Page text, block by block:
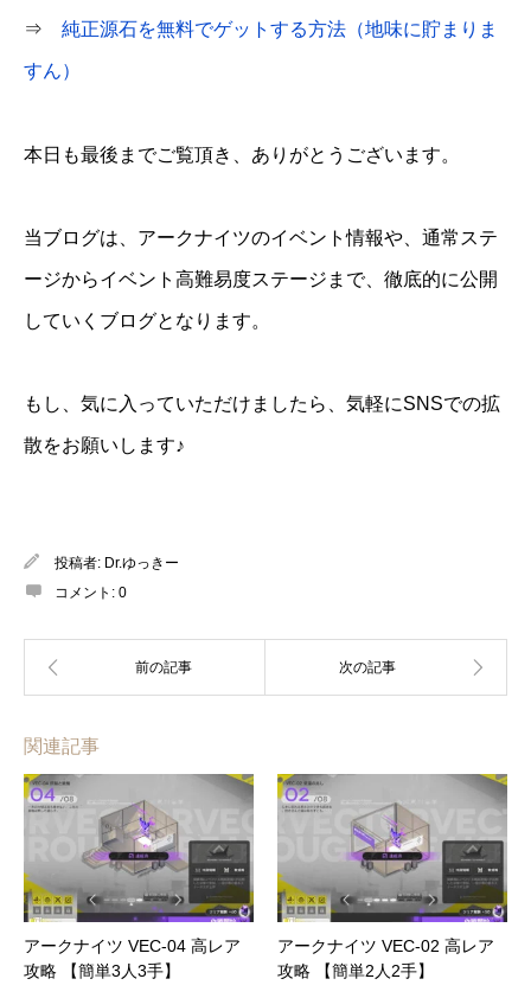
⇒ 純正源石を無料でゲットする方法（地味に貯まりま
すん）
本日も最後までご覧頂き、ありがとうございます。
当ブログは、アークナイツのイベント情報や、通常ステ
ージからイベント高難易度ステージまで、徹底的に公開
していくブログとなります。
もし、気に入っていただけましたら、気軽にSNSでの拡
散をお願いします♪
投稿者: Dr.ゆっきー
コメント: 0
関連記事
アークナイツ VEC-04 高レア
攻略 【簡単3人3手】
アークナイツ VEC-02 高レア
攻略 【簡単2人2手】